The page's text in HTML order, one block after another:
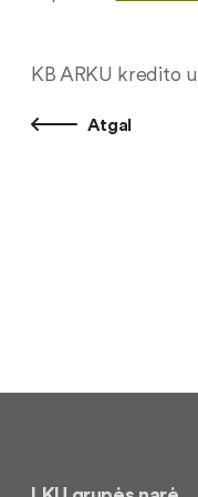
KB ARKU kredito
Atgal